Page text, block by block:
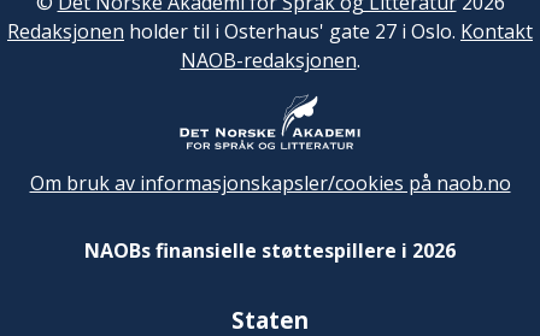
Redaksjonen holder til i Osterhaus' gate 27 i Oslo. Kontakt
NAOB-redaksjonen.
Om bruk av informasjonskapsler/cookies på naob.no
NAOBs finansielle støttespillere i 2026
Staten